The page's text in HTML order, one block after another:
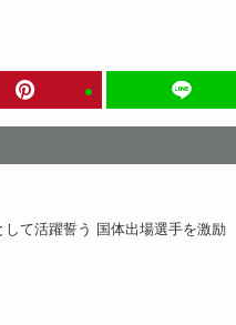
して活躍誓う 国体出場選手を激励